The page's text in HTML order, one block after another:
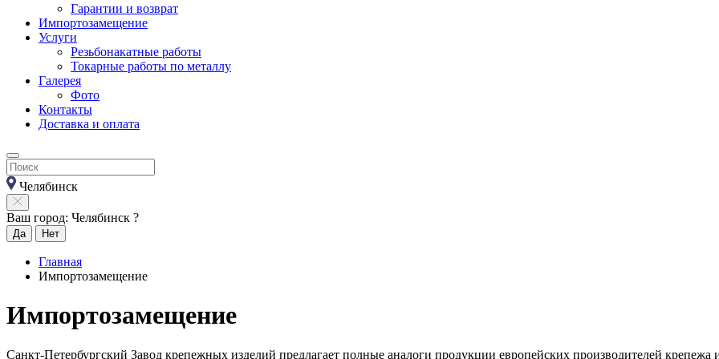
Гарантии и возврат
Импортозамещение
Услуги
Резьбонакатные работы
Токарные работы по металлу
Галерея
Фото
Контакты
Доставка и оплата
Челябинск
Ваш город: Челябинск ?
Да Нет
Главная
Импортозамещение
Импортозамещение
Санкт-Петербургский Завод крепежных изделий предлагает полные аналоги продукции европейских производителей крепежа